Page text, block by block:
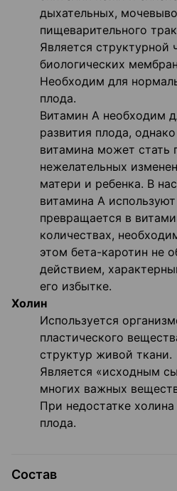
дыхательных,
пищеварительного
Является структурной
биологических
Необходим для
плода.
Витамин А необходим
развития плода,
витамина может стать
нежелательных
матери и ребенка. В
витамина А
превращается в
количествах,
этом бета-каротин не
действием,
его избытке.
Холин
Используется
пластического
структур живой ткани.
Является «исходным
многих важных
При недостатке
плода.
Cостав